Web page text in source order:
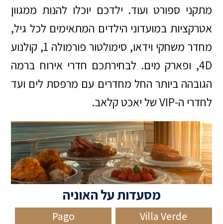
מתקני ספורט ועוד. ילדכם יוכלו להנות ממגוון
אטרקציות במועדוני הילדים המתאימים לכל גיל,
מחדר משחקי וידאו, סימולטור פורמולה 1, קולנוע
4D, ופארק מים. לבחירתכם חדרי אירוח ברמה
הגובהה ביותר החל מחדרים עם מרפסת לים ועד
לחדרי ה-VIP של יאכט קלאב.
מסעדות על האוניה
Villa Verde
Pago